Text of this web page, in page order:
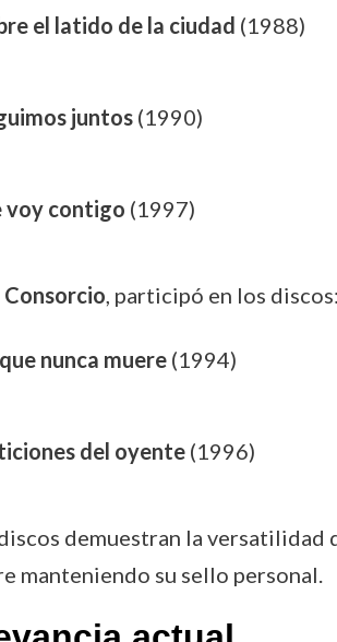
el latido de la ciudad (1988)
juntos(1990)
voy contigo (1997)
Consorcio, participó en los discos:
nunca muere(1994)
del oyente(1996)
demuestran la versatilidad
manteniendo su sello personal.